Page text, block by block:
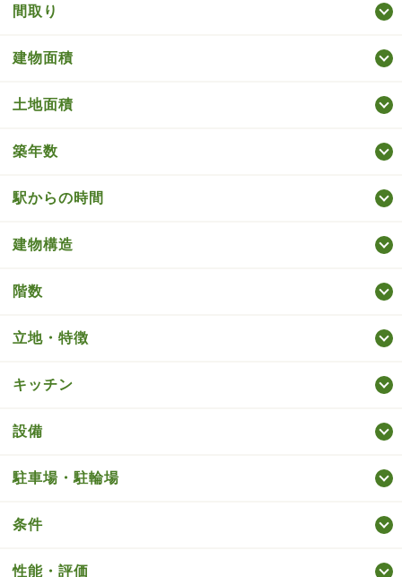
間取り
建物面積
土地面積
築年数
駅からの時間
建物構造
階数
立地・特徴
キッチン
設備
駐車場・駐輪場
条件
性能・評価